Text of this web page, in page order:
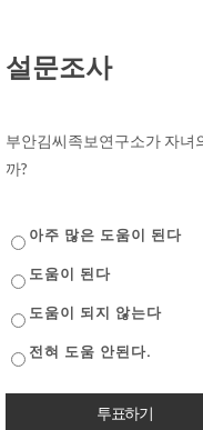
설문조사
부안김씨족보연구소가 자녀
까?
아주 많은 도움이 된다
도움이 된다
도움이 되지 않는다
전혀 도움 안된다.